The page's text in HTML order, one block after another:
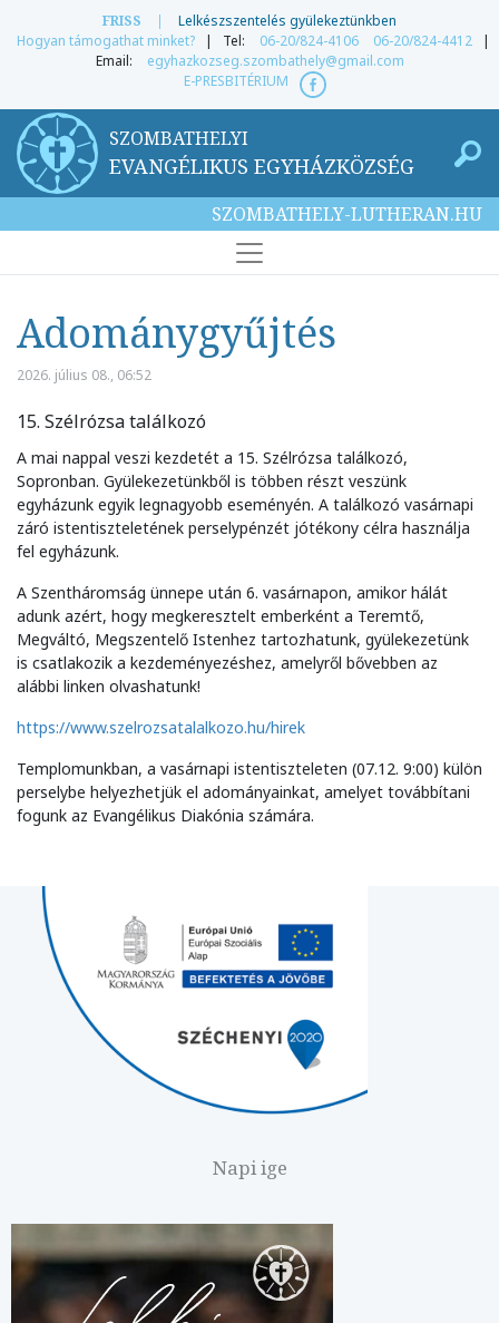
FRISS |
Lelkészszentelés gyülekeztünkben
Hogyan támogathat minket? | Tel: 06-20/824-4106 06-20/824-4412 |
Email:
egyhazkozseg.szombathely@gmail.com
E-PRESBITÉRIUM
SZOMBATHELYI
EVANGÉLIKUS EGYHÁZKÖZSÉG
SZOMBATHELY-LUTHERAN.HU
Adománygyűjtés
2026. július 08., 06:52
15. Szélrózsa találkozó
A mai nappal veszi kezdetét a 15. Szélrózsa találkozó,
Sopronban. Gyülekezetünkből is többen részt veszünk
egyházunk egyik legnagyobb eseményén. A találkozó vasárnapi
záró istentiszteletének perselypénzét jótékony célra használja
fel egyházunk.
A Szentháromság ünnepe után 6. vasárnapon, amikor hálát
adunk azért, hogy megkeresztelt emberként a Teremtő,
Megváltó, Megszentelő Istenhez tartozhatunk, gyülekezetünk
is csatlakozik a kezdeményezéshez, amelyről bővebben az
alábbi linken olvashatunk!
https://www.szelrozsatalalkozo.hu/hirek
Templomunkban, a vasárnapi istentiszteleten (07.12. 9:00) külön
perselybe helyezhetjük el adományainkat, amelyet továbbítani
fogunk az Evangélikus Diakónia számára.
Napi ige